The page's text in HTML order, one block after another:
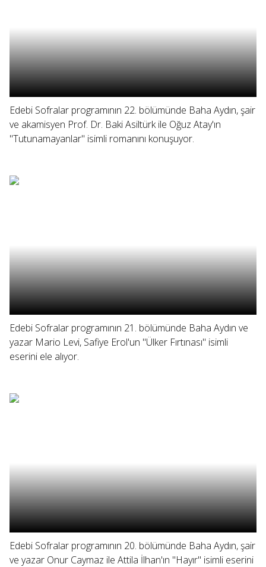
Edebi Sofralar programının 22. bölümünde Baha Aydın, şair
ve akamisyen Prof. Dr. Baki Asiltürk ile Oğuz Atay'ın
"Tutunamayanlar" isimli romanını konuşuyor.
Edebi Sofralar programının 21. bölümünde Baha Aydın ve
yazar Mario Levi, Safiye Erol'un "Ülker Fırtınası" isimli
eserini ele alıyor.
Edebi Sofralar programının 20. bölümünde Baha Aydın, şair
ve yazar Onur Caymaz ile Attila İlhan'ın "Hayır" isimli eserini